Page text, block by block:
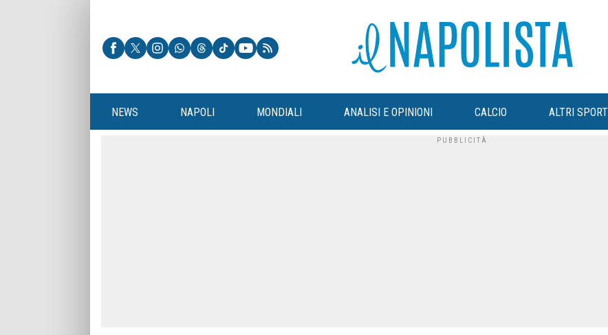
NEWS NAPOLI MONDIALI ANALISI E OPINIONI CALCIO ALTRI SPORT